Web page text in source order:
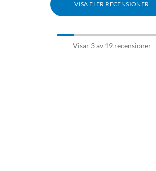
VISA FLER RECENSIONER
Visar 3 av 19 recensioner